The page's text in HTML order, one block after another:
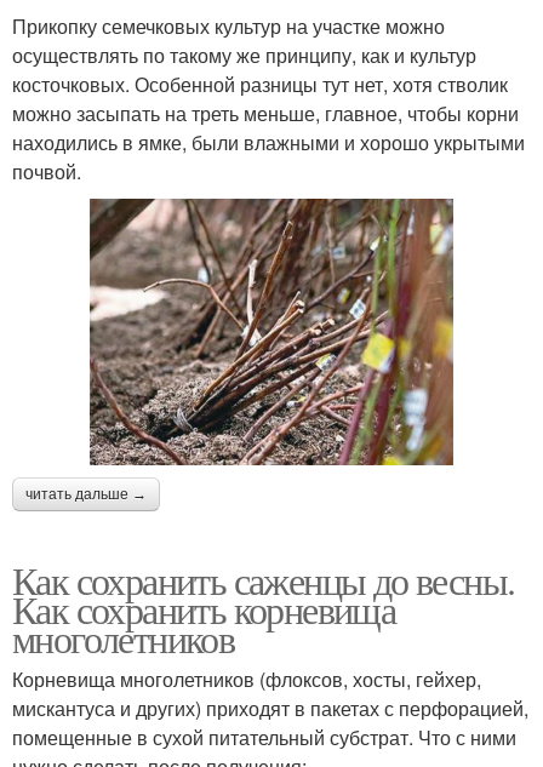
Прикопку семечковых культур на участке можно
осуществлять по такому же принципу, как и культур
косточковых. Особенной разницы тут нет, хотя стволик
можно засыпать на треть меньше, главное, чтобы корни
находились в ямке, были влажными и хорошо укрытыми
почвой.
читать дальше →
Как сохранить саженцы до весны.
Как сохранить корневища
многолетников
Корневища многолетников (флоксов, хосты, гейхер,
мискантуса и других) приходят в пакетах с перфорацией,
помещенные в сухой питательный субстрат. Что с ними